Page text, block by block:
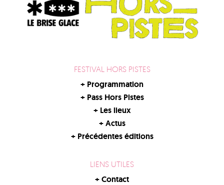
FESTIVAL HORS PISTES
+ Programmation
+ Pass Hors Pistes
+ Les lieux
+Actus
+ Précédentes éditions
LIENS UTILES
+Contact